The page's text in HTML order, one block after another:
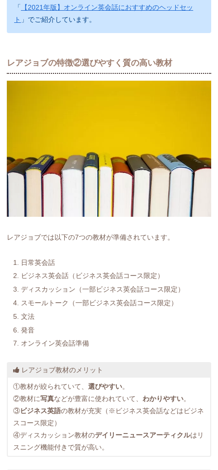
「
【2021年版】オンライン英会話におすすめのヘッドセッ
ト 」でご紹介しています。
レアジョブの特徴②選びやすく質の高い教材
レアジョブでは以下の7つの教材が準備されています。
日常英会話
ビジネス英会話（ビジネス英会話コース限定）
ディスカッション（一部ビジネス英会話コース限定）
スモールトーク（一部ビジネス英会話コース限定）
文法
発音
オンライン英会話準備
レアジョブ教材のメリット
①教材が絞られていて、選びやすい。
②教材に写真などが豊富に使われていて、 わかりやすい。
③ビジネス英語の教材が充実（※ビジネス英会話などはビジネ
スコース限定）
④ディスカッション教材のデイリーニュースアーティクルはリ
スニング機能付きで質が高い。